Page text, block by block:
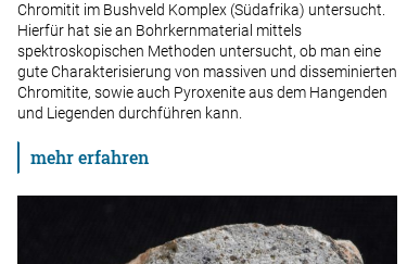
Chromitit im Bushveld Komplex (Südafrika) untersucht.
Hierfür hat sie an Bohrkernmaterial mittels
spektroskopischen Methoden untersucht, ob man eine
gute Charakterisierung von massiven und disseminierten
Chromitite, sowie auch Pyroxenite aus dem Hangenden
und Liegenden durchführen kann.
mehr erfahren